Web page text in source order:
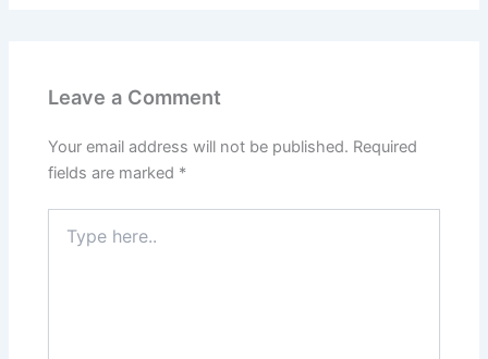
Leave a Comment
Your email address will not be published. Required
fields are marked *
here..